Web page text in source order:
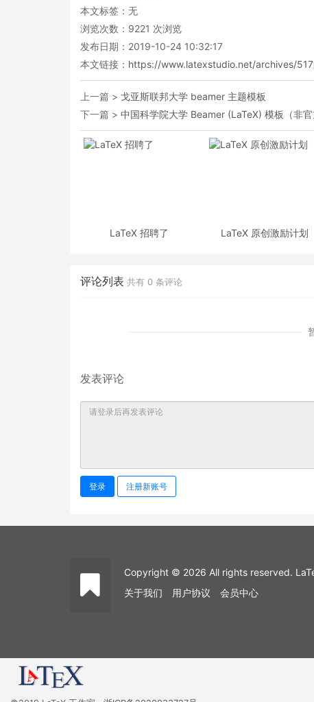
本文标签：无
浏览次数： 9221 次浏览
发布日期：2019-10-24 10:32:17
本文链接： https://www.latexstudio.net/archives/
上一篇 > 戈亚斯联邦大学 beamer 主题模板
下一篇 > 中国科学院大学​ Beamer (LaTeX) 模板（非官
LaTeX 招聘了 LaTeX 原创激励计划
评论列表 共有 0 条评论
发表评论
登录 注册新账号
Copyright © 2026 All rights reserved.
关于我们
用户协议 会员中心